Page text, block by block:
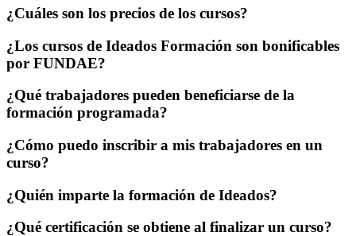
¿Cuáles son los precios de los cursos?
¿Los cursos de Ideados Formación son bonificables
por FUNDAE?
¿Qué trabajadores pueden beneficiarse de la
formación programada?
¿Cómo puedo inscribir a mis trabajadores en un
curso?
¿Quién imparte la formación de Ideados?
¿Qué certificación se obtiene al finalizar un curso?